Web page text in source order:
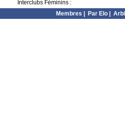
Interclubs Féminins :
Membres
Par Elo